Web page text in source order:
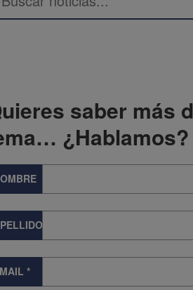
saber más
¿Hablamos?
*